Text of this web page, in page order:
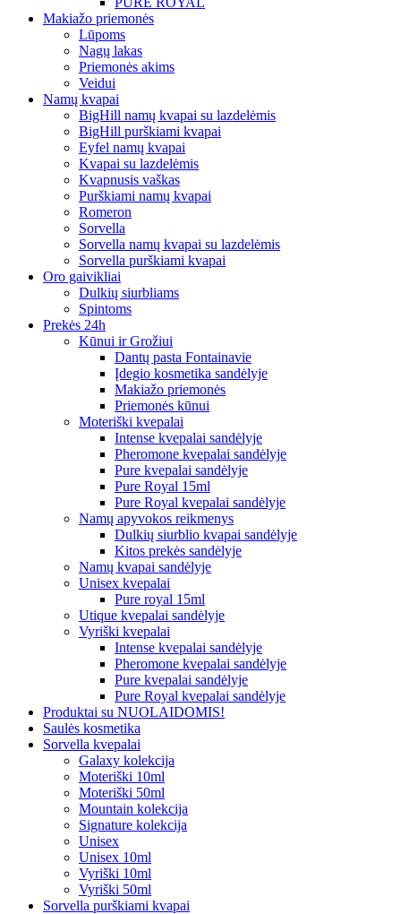
Makiažo priemonės
Lūpoms
Nagų lakas
Priemonės akims
Veidui
Namų kvapai
BigHill namų kvapai su lazdelėmis
BigHill purškiami kvapai
Eyfel namų kvapai
Kvapai su lazdelėmis
Kvapnusis vaškas
Purškiami namų kvapai
Romeron
Sorvella
Sorvella namų kvapai su lazdelėmis
Sorvella purškiami kvapai
Oro gaivikliai
Dulkių siurbliams
Spintoms
Prekės 24h
Kūnui ir Grožiui
Dantų pasta Fontainavie
Įdegio kosmetika sandėlyje
Makiažo priemonės
Priemonės kūnui
Moteriški kvepalai
Intense kvepalai sandėlyje
Pheromone kvepalai sandėlyje
Pure kvepalai sandėlyje
Pure Royal 15ml
Pure Royal kvepalai sandėlyje
Namų apyvokos reikmenys
Dulkių siurblio kvapai sandėlyje
Kitos prekės sandėlyje
Namų kvapai sandėlyje
Unisex kvepalai
Pure royal 15ml
Utique kvepalai sandėlyje
Vyriški kvepalai
Intense kvepalai sandėlyje
Pheromone kvepalai sandėlyje
Pure kvepalai sandėlyje
Pure Royal kvepalai sandėlyje
Produktai su NUOLAIDOMIS!
Saulės kosmetika
Sorvella kvepalai
Galaxy kolekcija
Moteriški 10ml
Moteriški 50ml
Mountain kolekcija
Signature kolekcija
Unisex
Unisex 10ml
Vyriški 10ml
Vyriški 50ml
Sorvella purškiami kvapai